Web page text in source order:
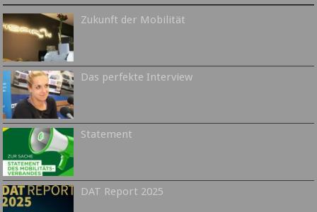
Zukunft der Mobilität
Das perfekte Interview
Statement
DAT Report 2025